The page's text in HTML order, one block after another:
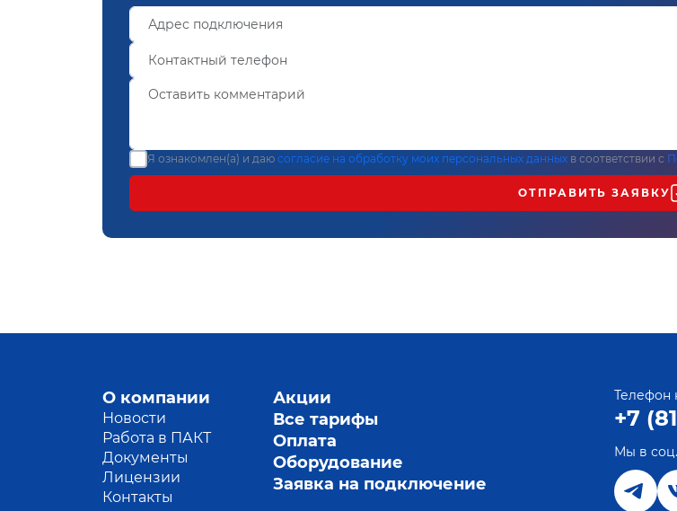
Я ознакомлен(а) и даю согласие на обработку моих персональных данных в соответствии с
ОТПРАВИТЬ ЗАЯВКУ
О компании
Новости
Работа в ПАКТ
Документы
Лицензии
Контакты
Акции
Все тарифы
Оплата
Оборудование
Заявка на подключение
Телефон
+7
Мы в соц.